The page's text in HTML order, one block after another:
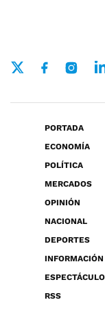
PORTADA
ECONOMÍA
POLÍTICA
MERCADOS
OPINIÓN
NACIONAL
DEPORTES
RSS